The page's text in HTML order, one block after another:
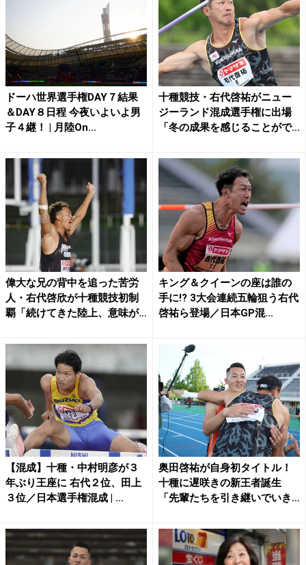
ドーハ世界選手権DAY７結果
＆DAY８日程 今夜いよいよ男
子４継！ | 月陸On...
十種競技・右代啓祐がニュー
ジーランド混成選手権に出場
「冬の成果を感じることがで...
偉大な兄の背中を追った苦労
人・右代啓欣が十種競技初制
覇「続けてきた陸上、意味が
キング＆クイーンの座は誰の
手に!? 3大会連続五輪狙う右代
啓祐ら登場／日本GP混...
【混成】十種・中村明彦が３
年ぶり王座に 右代２位、田上
３位／日本選手権混成 | ...
奥田啓祐が自身初タイトル！
十種に遅咲きの新王者誕生
「先輩たちを引き継いでいき